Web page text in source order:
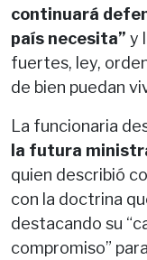
continuará
país necesita” y
fuertes, ley,
de bien puedan
La funcionaria
la futura
quien describió
con la doctrina
destacando su
compromiso”